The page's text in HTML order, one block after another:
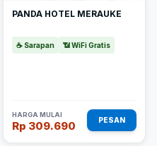
PANDA HOTEL MERAUKE
☕ Sarapan 📶 WiFi Gratis
HARGA MULAI
Rp 309.690 PESAN